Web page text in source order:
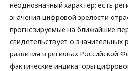
неоднозначный характер; есть
значения цифровой зрелости
прогнозируемые на ближайшие
свидетельствует о значительных
развития в регионах Российской
фактические индикаторы